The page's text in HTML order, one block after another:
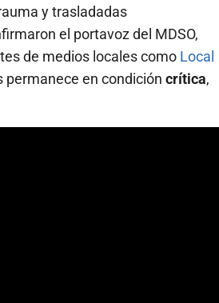
y trasladadas
el portavoz del MDSO,
de medios locales como Local
permanece en condición crítica,